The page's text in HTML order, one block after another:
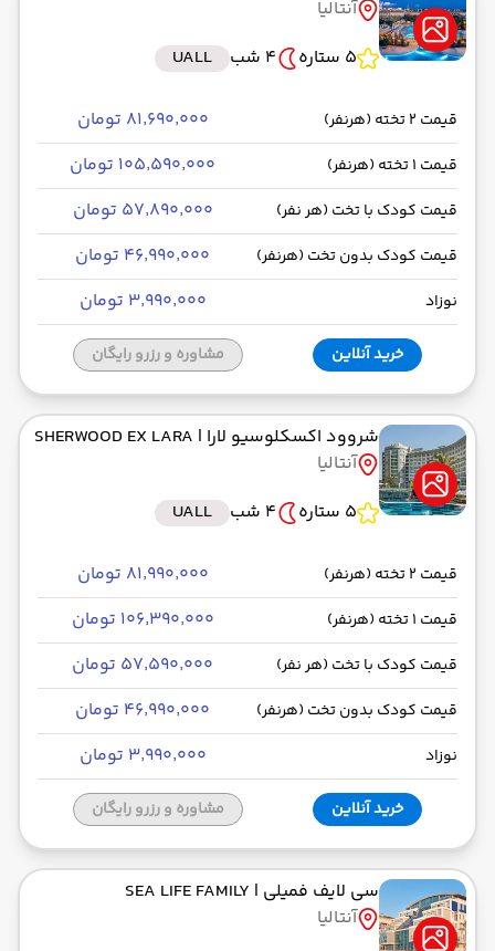
آنتالیا
5 ستاره
4 شب UALL
قیمت 2 تخته (هرنفر) ۸۱٬۶۹۰٬۰۰۰ تومان
قیمت 1 تخته (هرنفر) ۱۰۵٬۵۹۰٬۰۰۰ تومان
قیمت کودک با تخت (هر نفر) ۵۷٬۸۹۰٬۰۰۰ تومان
قیمت کودک بدون تخت (هرنفر) ۴۶٬۹۹۰٬۰۰۰ تومان
نوزاد ۳٬۹۹۰٬۰۰۰ تومان
خرید آنلاین مشاوره و رزرو رایگان
شروود اکسکلوسیو لارا | SHERWOOD EX LARA
آنتالیا
5 ستاره
4 شب UALL
قیمت 2 تخته (هرنفر) ۸۱٬۹۹۰٬۰۰۰ تومان
قیمت 1 تخته (هرنفر) ۱۰۶٬۳۹۰٬۰۰۰ تومان
قیمت کودک با تخت (هر نفر) ۵۷٬۵۹۰٬۰۰۰ تومان
قیمت کودک بدون تخت (هرنفر) ۴۶٬۹۹۰٬۰۰۰ تومان
نوزاد ۳٬۹۹۰٬۰۰۰ تومان
خرید آنلاین مشاوره و رزرو رایگان
سی لایف فمیلی | SEA LIFE FAMILY
آنتالیا